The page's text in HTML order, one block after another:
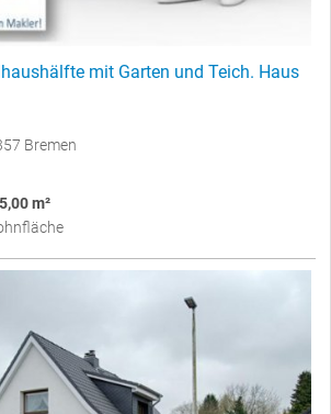
mit Garten und Teich. Haus
Bremen
m²